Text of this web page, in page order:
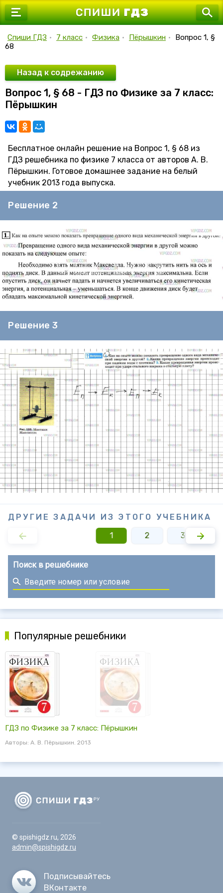
7 класс
9 класс
10 класс
11 класс
Спиши ГДЗ • 7 класс • Физика • Пёрышкин •
Вопрос 1, §
68
Назад к содрежанию
Вопрос 1, § 68 - ГДЗ по Физике за 7 класс:
Пёрышкин
Бесплатное онлайн решение на Вопрос 1, § 68 из
ГДЗ решебника по физике 7 класса от авторов А. В.
Пёрышкин. Готовое домашнее задание на белый
учебник 2013 года выпуска.
Решение 2
Решение 3
ДРУГИЕ ЗАДАЧИ ИЗ ЭТОГО УЧЕБНИКА
1
2 3
Поиск в решебнике
Популярные решебники
ГДЗ по Физике за 7 класс: Пёрышкин
Авторы: А. В. Пёрышкин. 2013
© spishigdz.ru, 2026
admin@spishigdz.ru
Подписывайтесь
ВКонтакте